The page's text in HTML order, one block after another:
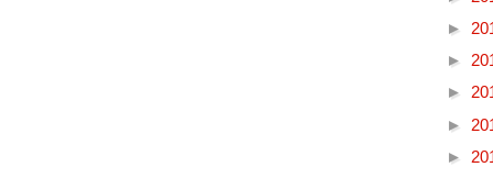
►
►
►
►
►